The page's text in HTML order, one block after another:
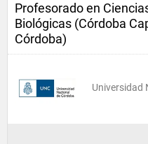
Profesorado en
Biológicas (Córdoba
Córdoba)
Universidad